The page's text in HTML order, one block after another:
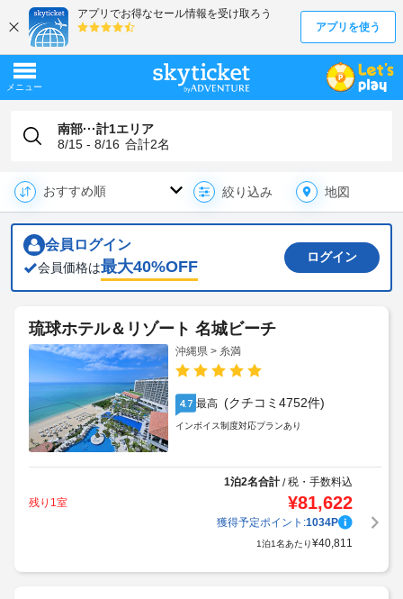
南部···計1エリア
8/15 - 8/16 合計2名
絞り込み 地図
会員ログイン
会員価格は最大40%OFF
ログイン
琉球ホテル＆リゾート 名城ビーチ
沖縄県 > 糸満
4.7 最高 (クチコミ4752件)
インボイス制度対応プランあり
1泊2名合計/税・手数料込
残り1室
¥81,622
獲得予定ポイント:1034P
1泊1名あたり¥40,811